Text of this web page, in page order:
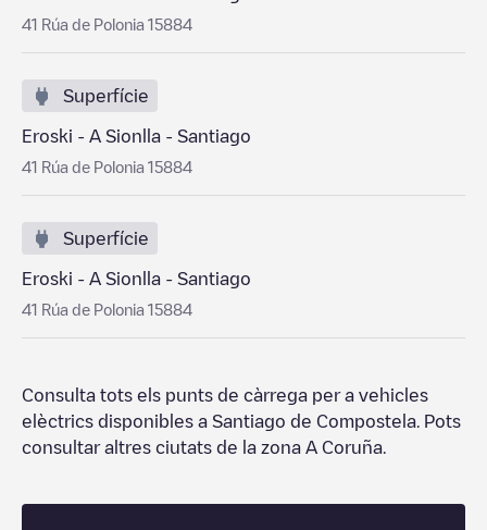
41 Rúa de Polonia 15884
Superfície
Eroski - A Sionlla - Santiago
41 Rúa de Polonia 15884
Superfície
Eroski - A Sionlla - Santiago
41 Rúa de Polonia 15884
Consulta tots els punts de càrrega per a vehicles
elèctrics disponibles a Santiago de Compostela . Pots
consultar altres ciutats de la zona A Coruña